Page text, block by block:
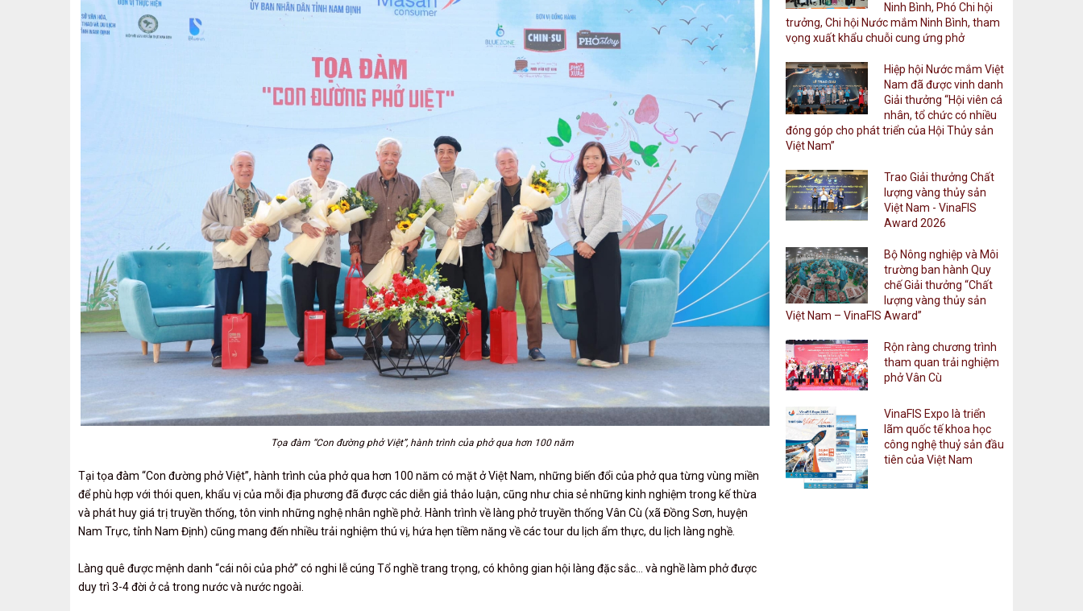
Tọa đàm “Con đường phở Việt”, hành trình của phở qua hơn 100 năm
Tại tọa đàm “Con đường phở Việt”, hành trình của phở qua hơn 100 năm có mặt ở Việt Nam, những biến đổi của phở qua từng vùng miền
để phù hợp với thói quen, khẩu vị của mỗi địa phương đã được các diễn giả thảo luận, cũng như chia sẻ những kinh nghiệm trong kế thừa
và phát huy giá trị truyền thống, tôn vinh những nghệ nhân nghề phở. Hành trình về làng phở truyền thống Vân Cù (xã Đồng Sơn, huyện
Nam Trực, tỉnh Nam Định) cũng mang đến nhiều trải nghiệm thú vị, hứa hẹn tiềm năng về các tour du lịch ẩm thực, du lịch làng nghề.
Làng quê được mệnh danh “cái nôi của phở” có nghi lễ cúng Tổ nghề trang trọng, có không gian hội làng đặc sắc... và nghề làm phở được
duy trì 3-4 đời ở cả trong nước và nước ngoài.
779/BNV-TCPCP
Công văn số 779/BNV-TCPCP của Bộ
Nội vụ về triển khai Kết luận số 207-
dùng
lượt xem: 379 | lượt tải:257
84/QĐ-NMVN
Quyết định về việc ban hành Quy chế
khen thưởng, kỷ luật của Hiệp hội Nước
mắm Việt Nam
lượt xem: 163 | lượt tải:118
85/QĐ-NMVN
Quyết định về việc ban hành Quy chế giải
quyết đơn, thư kiến nghị, phản ánh,
tranh chấp, khiếu nại và tố cáo của Hiệp
hội Nước mắm Việt Nam
lượt xem: 160 | lượt tải:107
86/QĐ-NMVN
Quyết định về việc ban hành Quy chế
quản lý hội viên của Hiệp hội Nước mắm
Việt Nam
lượt xem: 156 | lượt tải:131
81/QĐ-NMVN
Quyết định về việc ban hành Quy chế tổ
chức và hoạt động Ban Chấp hành, Ban
Thường vụ và Ban Kiểm tra của Hiệp hội
Nước mắm Việt Nam
Ninh Bình, Phó Chi hội
trưởng, Chi hội Nước mắm Ninh Bình, tham
vọng xuất khẩu chuỗi cung ứng phở
Hiệp hội Nước mắm Việt
Nam đã được vinh danh
Giải thưởng “Hội viên cá
nhân, tổ chức có nhiều
đóng góp cho phát triển của Hội Thủy sản
Việt Nam”
Trao Giải thưởng Chất
lượng vàng thủy sản
Việt Nam - VinaFIS
Award 2026
Bộ Nông nghiệp và Môi
trường ban hành Quy
chế Giải thưởng “Chất
lượng vàng thủy sản
Việt Nam – VinaFIS Award”
Rộn ràng chương trình
tham quan trải nghiệm
phở Vân Cù
VinaFIS Expo là triển
lãm quốc tế khoa học
công nghệ thuỷ sản đầu
tiên của Việt Nam